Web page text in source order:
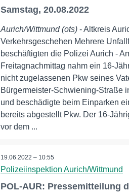
Samstag, 20.08.2022
Aurich/Wittmund (ots) - Altkreis
Verkehrsgeschehen Mehrere
beschäftigten die Polizei Aurich -
Freitagnachmittag nahm ein 16-
nicht zugelassenen Pkw seines
Bürgermeister-Schwiening-Straße
und beschädigte beim Einparken
bereits abgestellt Pkw. Der 16-
vor dem ...
19.06.2022 – 10:55
Polizeiinspektion Aurich/Wittmund
POL-AUR: Pressemitteilung